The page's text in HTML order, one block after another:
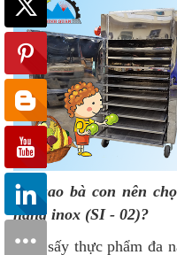
Tại sao bà con nên
năng inox (SI - 02)?
Máy sấy thực phẩm đa